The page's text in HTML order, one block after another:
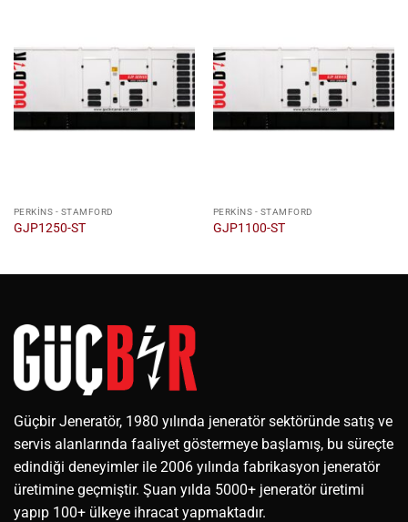
PERKINS - STAMFORD
GJP1250-ST
PERKINS - STAMFORD
GJP1100-ST
Güçbir Jeneratör, 1980 yılında jeneratör sektöründe satış ve
servis alanlarında faaliyet göstermeye başlamış, bu süreçte
edindiği deneyimler ile 2006 yılında fabrikasyon jeneratör
üretimine geçmiştir. Şuan yılda 5000+ jeneratör üretimi
yapıp 100+ ülkeye ihracat yapmaktadır.